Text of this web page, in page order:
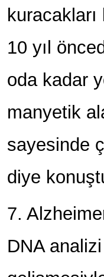
10 yıl
oda kadar
manyetik
sayesinde
diye
7.
DNA